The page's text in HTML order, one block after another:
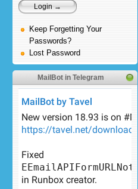
Keep Forgetting Your
Passwords?
Lost Password
MailBot in Telegram